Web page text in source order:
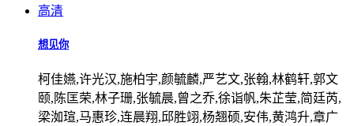
高清
想见你
柯佳嬿,许光汉,施柏宇,颜毓麟,严艺文,张翰,林鹤轩,郭文
颐,陈匡荣,林子珊,张毓晨,曾之乔,徐诣帆,朱芷莹,简廷芮,
梁洳瑄,马惠珍,连晨翔,邱胜翊,杨翘硕,安伟,黄鸿升,章广